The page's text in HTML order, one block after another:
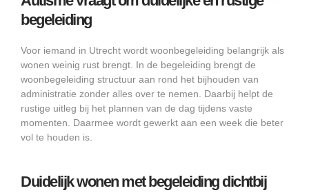
begeleiding
Voor iemand in Utrecht wordt woonbegeleiding belangrijk als
wonen weinig rust brengt. In de begeleiding brengt de
woonbegeleiding structuur aan rond het bijhouden van
administratie zonder alles over te nemen. Daarbij helpt de
rustige uitleg bij het plannen van de dag tijdens vaste
momenten. Daarmee wordt gewerkt aan een week die beter
vol te houden is.
Duidelijk wonen met begeleiding dichtbij